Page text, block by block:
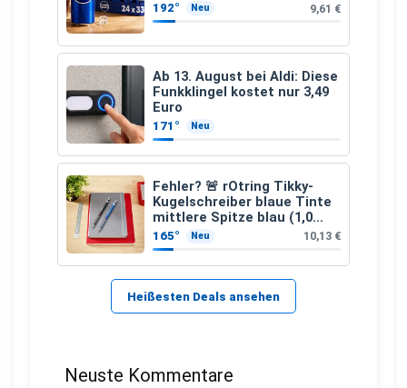
192° Neu 9,61 €
Ab 13. August bei Aldi: Diese
Funkklingel kostet nur 3,49
Euro
171° Neu
Fehler? 🚨 rOtring Tikky-
Kugelschreiber blaue Tinte
mittlere Spitze blau (1,0
mm – 12 Stück)
165° Neu 10,13 €
Heißesten Deals ansehen
Neuste Kommentare